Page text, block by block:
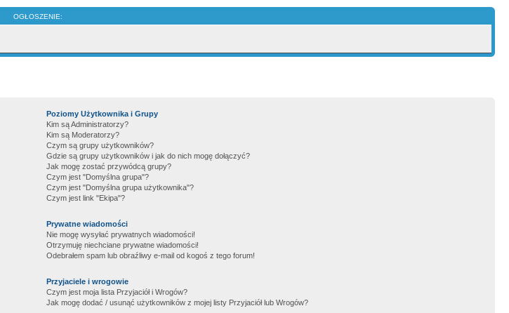
OGŁOSZENIE:
Poziomy Użytkownika i Grupy
Kim są Administratorzy?
Kim są Moderatorzy?
Czym są grupy użytkowników?
Gdzie są grupy użytkowników i jak do nich mogę dołączyć?
Jak mogę zostać przywódcą grupy?
Czym jest "Domyślna grupa"?
Czym jest "Domyślna grupa użytkownika"?
Czym jest link "Ekipa"?
Prywatne wiadomości
Nie mogę wysyłać prywatnych wiadomości!
Otrzymuję niechciane prywatne wiadomości!
Odebrałem spam lub obraźliwy e-mail od kogoś z tego forum!
Przyjaciele i wrogowie
Czym jest moja lista Przyjaciół i Wrogów?
Jak mogę dodać / usunąć użytkowników z mojej listy Przyjaciół lub Wrogów?